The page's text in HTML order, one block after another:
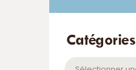
Catégories
Catégories